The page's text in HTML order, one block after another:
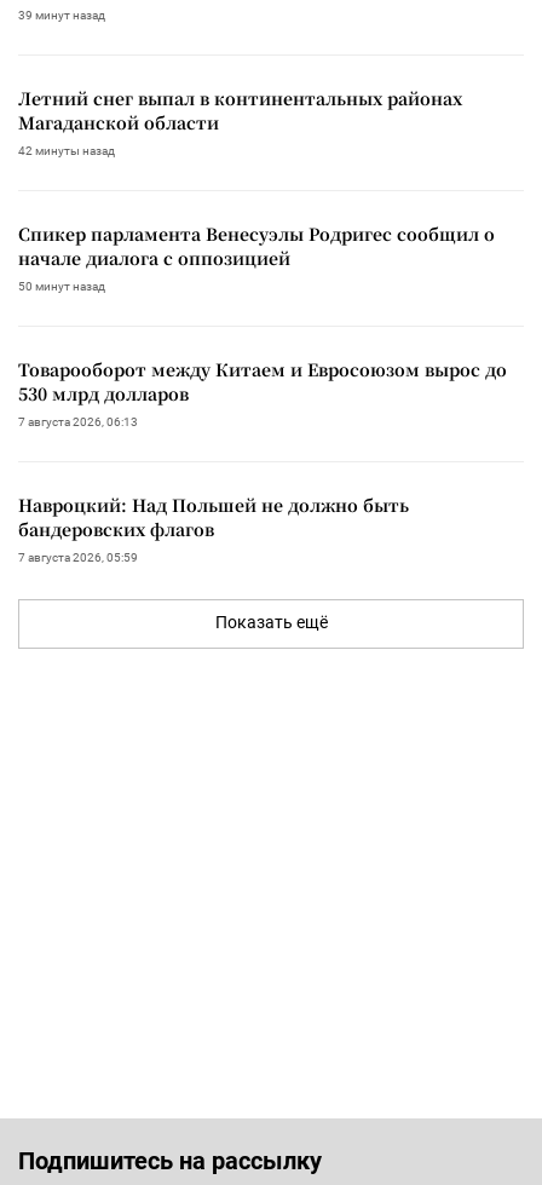
39 минут назад
Летний снег выпал в континентальных районах
Магаданской области
42 минуты назад
Спикер парламента Венесуэлы Родригес сообщил о
начале диалога с оппозицией
50 минут назад
Товарооборот между Китаем и Евросоюзом вырос до
530 млрд долларов
7 августа 2026, 06:13
Навроцкий: Над Польшей не должно быть
бандеровских флагов
7 августа 2026, 05:59
Показать ещё
Подпишитесь на рассылку